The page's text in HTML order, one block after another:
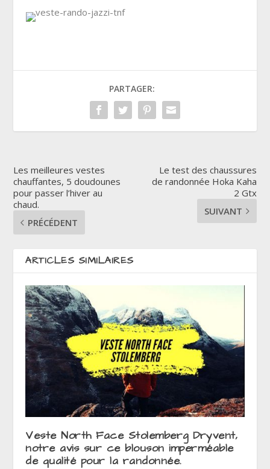
PARTAGER:
Les meilleures vestes
chauffantes, 5 doudounes
pour passer l’hiver au
chaud.
PRÉCÉDENT
Le test des chaussures
de randonnée Hoka Kaha
2 Gtx
SUIVANT
ARTICLES SIMILAIRES
Veste North Face Stolemberg Dryvent,
notre avis sur ce blouson imperméable
de qualité pour la randonnée.